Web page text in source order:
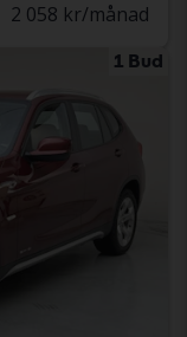
2 058 kr/månad
1 Bud